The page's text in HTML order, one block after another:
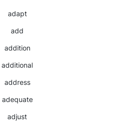
adapt
add
addition
additional
address
adequate
adjust